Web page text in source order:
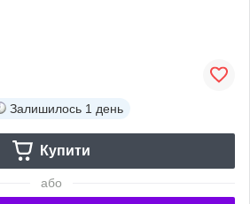
Залишилось 1 день
Купити
або